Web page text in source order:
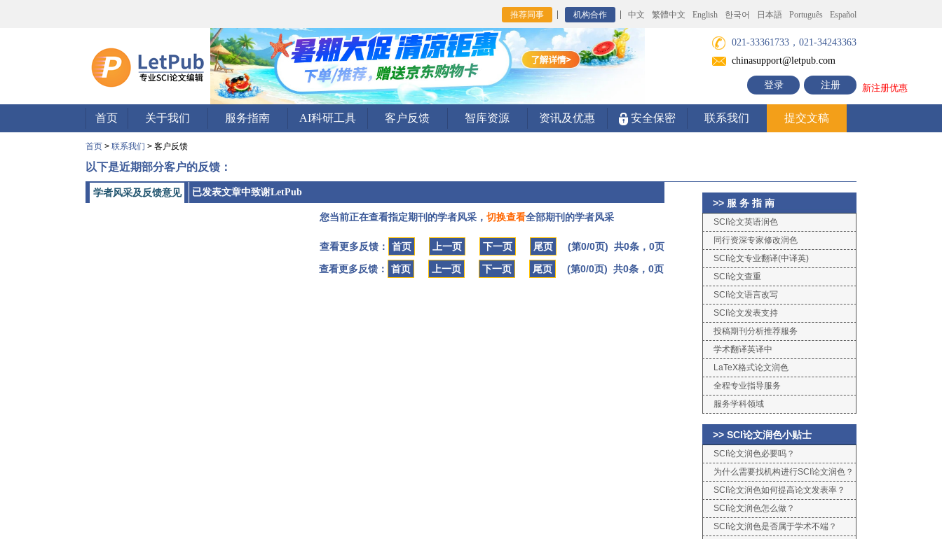
推荐同事 机构合作 中文 繁體中文 English 한국어 日本語 Português Español
021-33361733，021-34243363
chinasupport@letpub.com
登录 注册 新注册优惠
首页 关于我们 服务指南 AI科研工具 客户反馈 智库资源 资讯及优惠 安全保密 联系我们 提交文稿
首页 > 联系我们 > 客户反馈
以下是近期部分客户的反馈：
学者风采及反馈意见 已发表文章中致谢LetPub
您当前正在查看指定期刊的学者风采， 切换查看全部期刊的学者风采
查看更多反馈： 首页 上一页 下一页 尾页
(第0/0页) 共0条，0页
查看更多反馈：
首页 上一页 下一页 尾页 (第0/0页) 共0条，0页
>> 服 务 指 南
SCI论文英语润色
同行资深专家修改润色
SCI论文专业翻译(中译英)
SCI论文查重
SCI论文语言改写
SCI论文发表支持
投稿期刊分析推荐服务
学术翻译英译中
LaTeX格式论文润色
全程专业指导服务
服务学科领域
>> SCI论文润色小贴士
SCI论文润色必要吗？
为什么需要找机构进行SCI论文润色？
SCI论文润色如何提高论文发表率？
SCI论文润色怎么做？
SCI论文润色是否属于学术不端？